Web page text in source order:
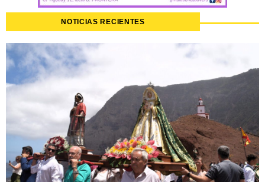
NOTICIAS RECIENTES